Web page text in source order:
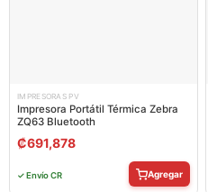
IMPRESORAS PV
Impresora Portátil Térmica Zebra
ZQ63 Bluetooth
₡691,878
✓ Envío CR Agregar